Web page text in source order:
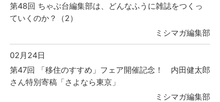
第48回 ちゃぶ台編集部は、どんなふうに雑誌をつくっ
ていくのか？（2）
ミシマガ編集部
02月24日
第47回 「移住のすすめ」フェア開催記念！ 内田健太郎
さん特別寄稿「さよなら東京」
ミシマガ編集部